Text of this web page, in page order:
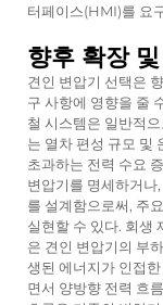
터페이스(HMI)를 요
향후 확장
견인 변압기 선택은
구 사항에 영향을 줄
철 시스템은 일반적
는 열차 편성 규모 및
초과하는 전력 수요
변압기를 명세하거나
를 설계함으로써, 주
실현할 수 있다. 회생
은 견인 변압기의 부
생된 에너지가 인접
면서 양방향 전력 흐